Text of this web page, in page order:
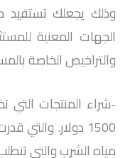
وذلك يجعلك تستفيد
الجهات المعنية
والتراخيص الخاصة
-شراء المنتجات التي
1500 دولار.
مياه الشرب والتي